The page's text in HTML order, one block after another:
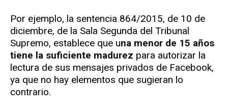
Por ejemplo, la sentencia 864/2015, de 10 de
diciembre, de la Sala Segunda del Tribunal
Supremo, establece que una menor de 15 años
tiene la suficiente madurez para autorizar la
lectura de sus mensajes privados de Facebook,
ya que no hay elementos que sugieran lo
contrario.